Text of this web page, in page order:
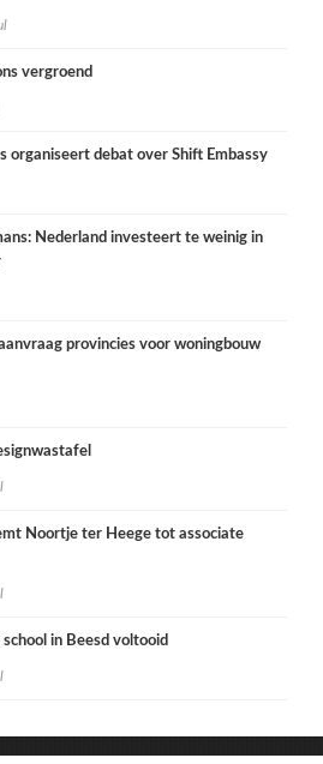
vergroend
organiseert debat over Shift Embassy
Nederland investeert te weinig in
provincies voor woningbouw
Noortje ter Heege tot associate
in Beesd voltooid